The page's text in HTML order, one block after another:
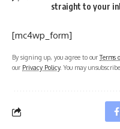
straight to your
[mc4wp_form]
By signing up, you agree to ourTerms
our Privacy Policy. You may